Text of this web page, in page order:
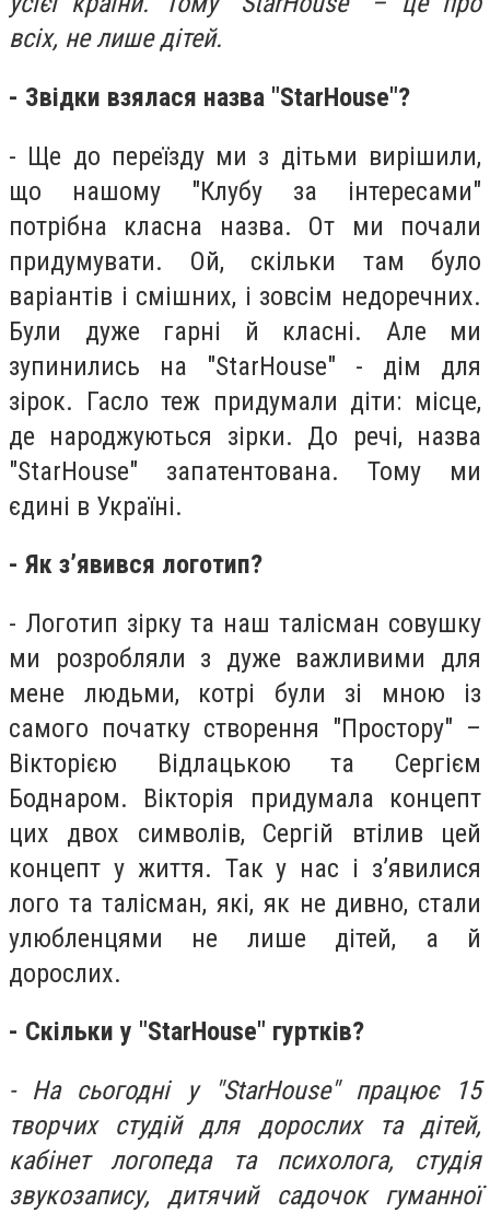
всіх, не лише дітей.
- Звідки взялася назва "StarHouse"?
- Ще до переїзду ми з дітьми вирішили,
що нашому "Клубу за інтересами"
потрібна класна назва. От ми почали
придумувати. Ой, скільки там було
варіантів і смішних, і зовсім недоречних.
Були дуже гарні й класні. Але ми
зупинились на "StarHouse" - дім для
зірок. Гасло теж придумали діти: місце,
де народжуються зірки. До речі, назва
"StarHouse" запатентована. Тому ми
єдині в Україні.
- Як з’явився логотип?
- Логотип зірку та наш талісман совушку
ми розробляли з дуже важливими для
мене людьми, котрі були зі мною із
самого початку створення "Простору" –
Вікторією Відлацькою та Сергієм
Боднаром. Вікторія придумала концепт
цих двох символів, Сергій втілив цей
концепт у життя. Так у нас і з’явилися
лого та талісман, які, як не дивно, стали
улюбленцями не лише дітей, а й
дорослих.
- Скільки у "StarHouse" гуртків?
- На сьогодні у "StarHouse" працює 15
творчих студій для дорослих та дітей,
кабінет логопеда та психолога, студія
звукозапису, дитячий садочок гуманної